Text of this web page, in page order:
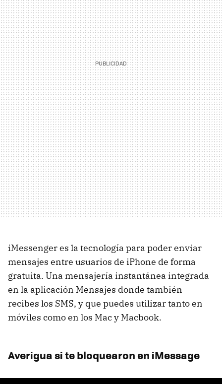
iMessenger es la tecnología para poder enviar
mensajes entre usuarios de iPhone de forma
gratuita. Una mensajería instantánea integrada
en la aplicación Mensajes donde también
recibes los SMS, y que puedes utilizar tanto en
móviles como en los Mac y Macbook.
Averigua si te bloquearon en iMessage